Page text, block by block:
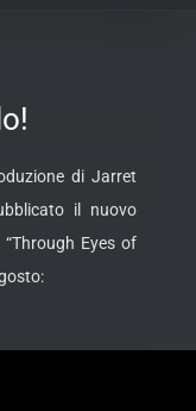
di Jarret
il nuovo
Eyes of